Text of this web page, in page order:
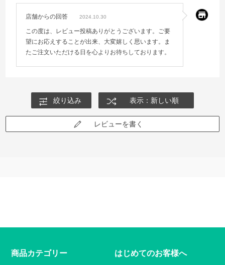
店舗からの回答 2024.10.30
この度は、レビュー投稿ありがとうございます。ご要
望にお応えすることが出来、大変嬉しく思います。ま
たご注文いただける日を心よりお待ちしております。
絞り込み 表示：新しい順
レビューを書く
商品カテゴリー はじめてのお客様へ